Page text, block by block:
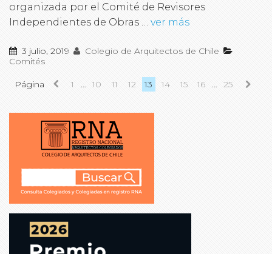
organizada por el Comité de Revisores
Independientes de Obras … ver más
3 julio, 2019
Colegio de Arquitectos de Chile
Comités
Página 1 … 10 11 12 13 14 15 16 … 25